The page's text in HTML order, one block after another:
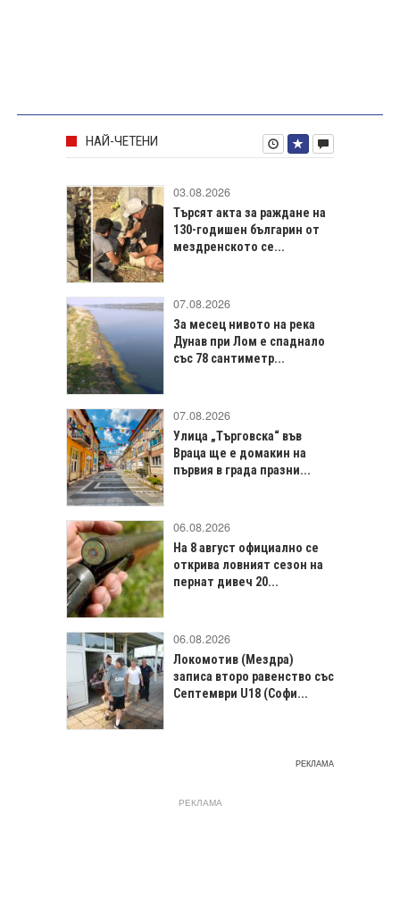
НАЙ-ЧЕТЕНИ
03.08.2026
Търсят акта за раждане на
130-годишен българин от
мездренското се...
07.08.2026
За месец нивото на река
Дунав при Лом е спаднало
със 78 сантиметр...
07.08.2026
Улица „Търговска“ във
Враца щe е домакин на
първия в града празни...
06.08.2026
На 8 август официално се
открива ловният сезон на
пернат дивеч 20...
06.08.2026
Локомотив (Мездра)
записа второ равенство със
Септември U18 (Софи...
РЕКЛАМА
РЕКЛАМА